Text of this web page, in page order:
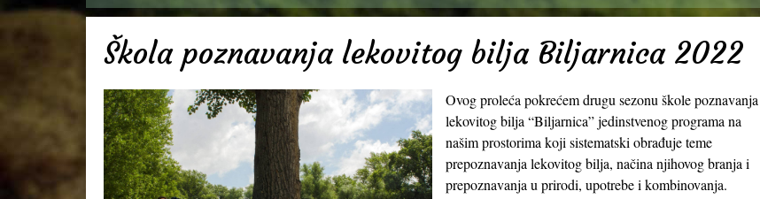
Škola poznavanja lekovitog bilja Biljarnica 2022
Ovog proleća pokrećem drugu sezonu škole poznavanja
lekovitog bilja “Biljarnica” jedinstvenog programa na
našim prostorima koji sistematski obrađuje teme
prepoznavanja lekovitog bilja, načina njihovog branja i
prepoznavanja u prirodi, upotrebe i kombinovanja.